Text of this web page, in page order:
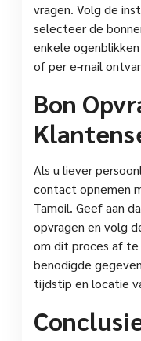
vragen. Volg de
selecteer de
enkele
of per e-mail
Bon
Als u liever
contact opnemen
Tamoil. Geef aan
opvragen en volg
om dit proces af
benodigde
tijdstip en locatie